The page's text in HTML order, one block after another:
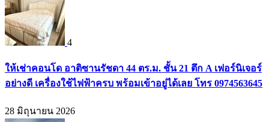
4
ให้เช่าคอนโด อาติซานรัชดา 44 ตร.ม. ชั้น 21 ตึก A เฟอร์นิเจอร์
อย่างดี เครื่องใช้ไฟฟ้าครบ พร้อมเข้าอยู่ได้เลย โทร 0974563645
28 มิถุนายน 2026